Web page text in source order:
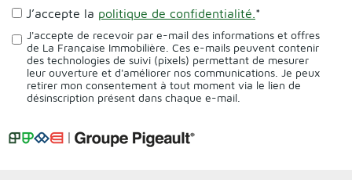
J’accepte la politique de confidentialité. *
J'accepte de recevoir par e-mail des informations et offres
de La Française Immobilière. Ces e-mails peuvent contenir
des technologies de suivi (pixels) permettant de mesurer
leur ouverture et d'améliorer nos communications. Je peux
retirer mon consentement à tout moment via le lien de
désinscription présent dans chaque e-mail.